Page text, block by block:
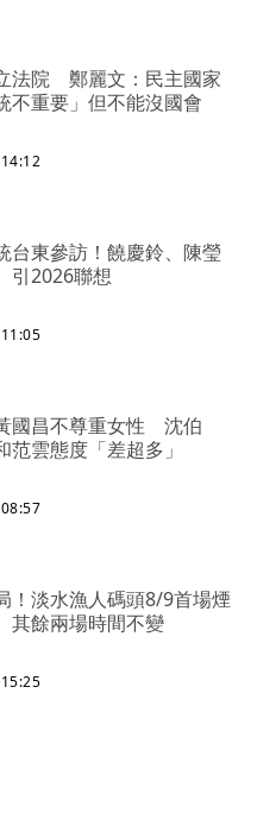
法院 鄭麗文：民主國家
不重要」但不能沒國會
台東參訪！饒慶鈴、陳瑩
2026聯想
國昌不尊重女性 沈伯
范雲態度「差超多」
！淡水漁人碼頭8/9首場煙
餘兩場時間不變